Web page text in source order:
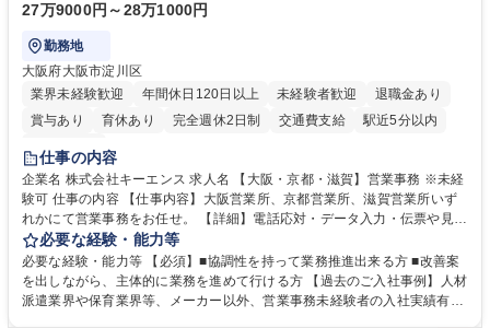
27万9000円～28万1000円
勤務地
大阪府大阪市淀川区
業界未経験歓迎
年間休日120日以上 未経験者歓迎
退職金あり
賞与あり
育休あり 完全週休2日制 交通費支給
駅近5分以内
土日祝休み
仕事の内容
企業名 株式会社キーエンス 求人名 【大阪・京都・滋賀】営業事務 ※未経
験可 仕事の内容 【仕事内容】大阪営業所、京都営業所、滋賀営業所いず
れかにて営業事務をお任せ。 【詳細】電話応対・データ入力・伝票や見積
の作成・カタログ送付・来客対応・営業所内で発生する事務業務や業務改
善をお任せ。 【教育制度】ご入社後、育成担当とペアになりながらOJTに
て業務を覚えていただくことが可能です。業務システムがきちんと構築さ
れているため、スムーズに仕事に慣れることができる環境です。また、
必要な経験・能力等
必要な経験・能力等 【必須】■協調性を持って業務推進出来る方 ■改善案
を出しながら、主体的に業務を進めて行ける方 【過去のご入社事例】人材
派遣業界や保育業界等、メーカー以外、営業事務未経験者の入社実績有